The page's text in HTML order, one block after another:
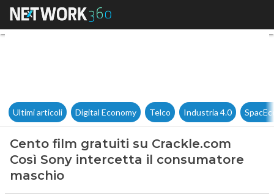
Cento film gratuiti su
Ultimi articoli Digital Economy Telco Industria 4.0
Cento film gratuiti su Crackle.com
Così Sony intercetta il consumatore
maschio